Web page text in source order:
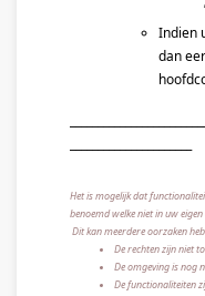
Indien
dan
Het is mogelijk dat
benoemd welke niet in uw
Dit kan meerdere oorzaken
De rechten zijn niet
De omgeving is nog
De functionaliteiten